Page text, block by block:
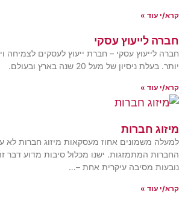
קרא/י עוד »
חברה לייעוץ עסקי
חברה לייעוץ עסקי – חברת ייעוץ לעסקים לצמיחה
יותר. בעלת ניסיון של מעל 20 שנה בארץ ובעולם.
קרא/י עוד »
מיזוג חברות
למעלה משמונים אחוז מעסקאות מיזוג חברות לא
החברות המתמזגות. ישנו מכלול סיבות מדוע דבר
נובעות מסיבה עיקרית אחת –…
קרא/י עוד »